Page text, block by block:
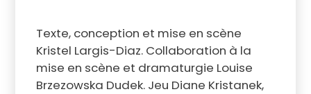
Texte, conception et mise en scène
Kristel Largis-Diaz. Collaboration à la
mise en scène et dramaturgie Louise
Brzezowska Dudek. Jeu Diane Kristanek,